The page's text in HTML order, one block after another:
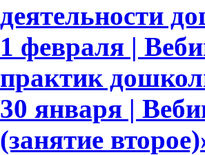
деятельности
1 февраля |
практик
30 января |
(занятие